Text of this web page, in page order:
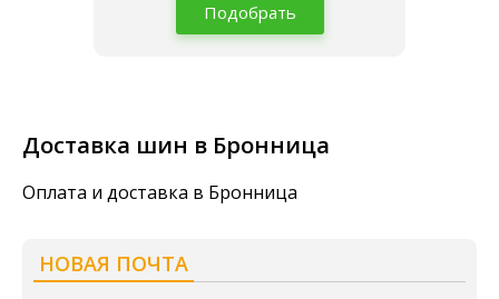
Подобрать
Доставка шин в Бронница
Оплата и доставка в Бронница
НОВАЯ ПОЧТА